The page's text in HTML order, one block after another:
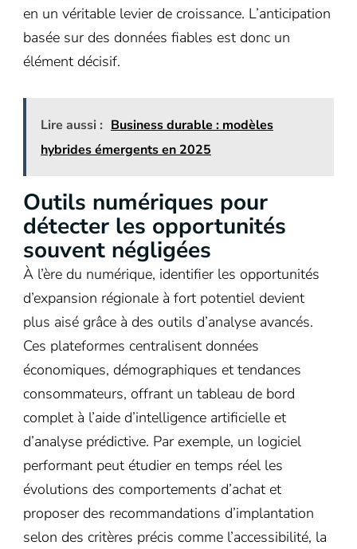
en un véritable levier de croissance. L’anticipation
basée sur des données fiables est donc un
élément décisif.
Lire aussi : Business durable : modèles
hybrides émergents en 2025
Outils numériques pour
détecter les opportunités
souvent négligées
À l’ère du numérique, identifier les opportunités
d’expansion régionale à fort potentiel devient
plus aisé grâce à des outils d’analyse avancés.
Ces plateformes centralisent données
économiques, démographiques et tendances
consommateurs, offrant un tableau de bord
complet à l’aide d’intelligence artificielle et
d’analyse prédictive. Par exemple, un logiciel
performant peut étudier en temps réel les
évolutions des comportements d’achat et
proposer des recommandations d’implantation
selon des critères précis comme l’accessibilité, la